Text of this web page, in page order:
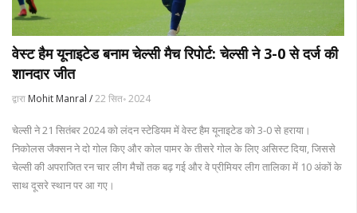
वेस्ट हैम यूनाइटेड बनाम चेल्सी मैच रिपोर्ट: चेल्सी ने 3-0 से दर्ज की
शानदार जीत
द्वारा Mohit Manral /22 सित॰ 2024
चेल्सी ने 21 सितंबर 2024 को लंदन स्टेडियम में वेस्ट हैम यूनाइटेड को 3-0 से हराया।
निकोलस जैक्सन ने दो गोल किए और कोल पामर के तीसरे गोल के लिए असिस्ट दिया, जिससे
चेल्सी की अपराजित रन चार लीग मैचों तक बढ़ गई और वे प्रीमियर लीग तालिका में 10 अंकों के
साथ दूसरे स्थान पर आ गए।